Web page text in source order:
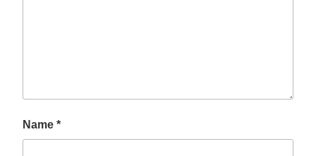
Name *